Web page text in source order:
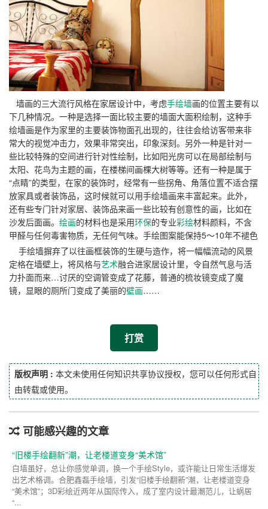
墙画的三大流行风格在家居设计中，考虑手绘墙画的位置主要有以
下几种情况。一种是选择一面比较主要的墙面大面积绘制，这种手
绘墙画是作为家里的主要装饰物面孔出现的，往往会给访客带来非
常大的视觉冲击力，效果非常突出，印象深刻。另外一种是针对一
些比较特殊的空间进行针对性绘制，比如阳光房可以在局部绘制与
太阳、花鸟为主题的画，在楼梯间画棵大树等等。还有一种是属于
“点睛”的类型，在家的装饰时，经常有一些拐角、角落位置不适合摆
放家具或者装饰品，这时候就可以用手绘墙画来丰富起来。此外，
还有些专门针对家居、装饰品来画一些比较有创意性的画，比如在
沙发后面画。 绘画的材料也是采用环保的专业彩绘材料颜料，不含
甲醛与任何毒害物质，无任何气味。手绘图案能保持5～10年不褪色
手绘墙摒弃了以往画框装饰的生硬与造作，将一幅幅流动的风景
定格在墙壁上，将风格与艺术融合进家居设计里，令自然气息与活
力扑面而来…讨厌的空调管变成了花藤，普通的梳妆镜变成了魔
镜，显眼的厕所门变成了美丽的壁画……
打赏
版权声明 : 本文未使用任何知识共享协议授权，您可以任何形式自
由转载或使用。
可能感兴趣的文章
“旧楼手绘翻新”潮，让老楼道变身“美术馆”
白墙虽好，总让你感觉单调，换一个手绘Style，或许能让日常生活爆发
出艺术格调。合肥鑫磊手绘墙，引发“旧楼手绘翻新”潮，让老楼道变身
“美术馆”；3D彩绘近两年从国际传入，成了室内设计最潮范儿，让蜗居
“...